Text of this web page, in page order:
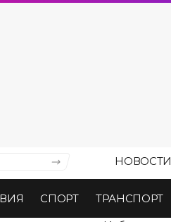
НОВОСТИ
СПОРТ ТРАНСПОРТ